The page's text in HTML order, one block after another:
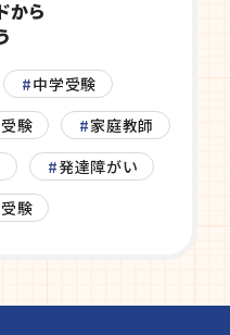
から
中学受験
験
家庭教師
発達障がい
験